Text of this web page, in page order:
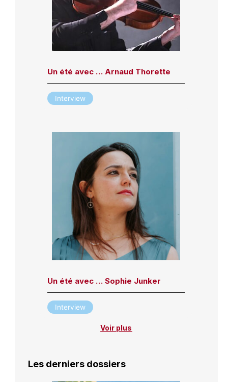
Un été avec … Arnaud Thorette
Interview
Un été avec … Sophie Junker
Interview
Voir plus
Les derniers dossiers